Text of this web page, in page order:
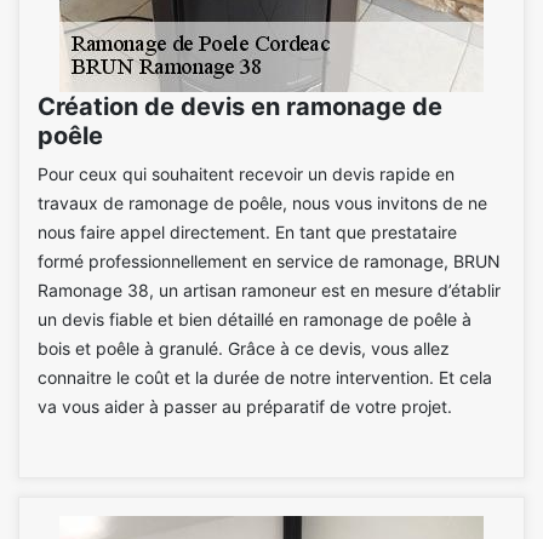
Création de devis en ramonage de
poêle
Pour ceux qui souhaitent recevoir un devis rapide en
travaux de ramonage de poêle, nous vous invitons de ne
nous faire appel directement. En tant que prestataire
formé professionnellement en service de ramonage, BRUN
Ramonage 38, un artisan ramoneur est en mesure d’établir
un devis fiable et bien détaillé en ramonage de poêle à
bois et poêle à granulé. Grâce à ce devis, vous allez
connaitre le coût et la durée de notre intervention. Et cela
va vous aider à passer au préparatif de votre projet.